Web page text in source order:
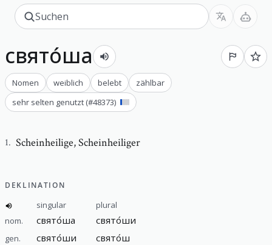
свято́ша
Nomen weiblich belebt
zählbar
sehr selten genutzt (#48373)
1. Scheinheilige,Scheinheiliger
DEKLINATION
singular
plural
nom.
свято́ша свято́ши
gen. свято́ши свято́ш